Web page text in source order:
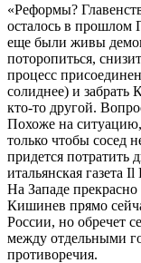
«Реформы?
осталось в прошлом
еще были живы
поторопиться,
процесс
солиднее) и забрать
кто-то другой.
Похоже на
только чтобы сосед
придется потратить
итальянская газета
На Западе
Кишинев прямо
России, но обречет
между отдельными
противоречия.